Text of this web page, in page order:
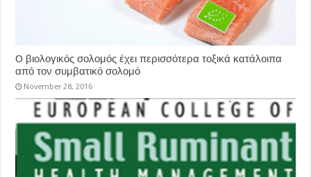
O βιολογικός σολομός έχει περισσότερα τοξικά κατάλοιπα
από τον συμβατικό σολομό
November 28, 2016